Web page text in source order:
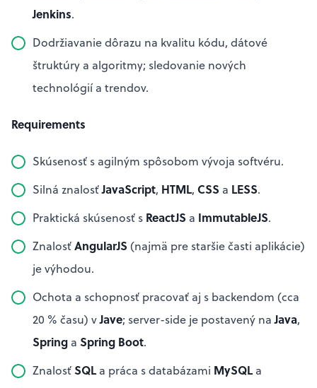
Jenkins.
Dodržiavanie dôrazu na kvalitu kódu, dátové
štruktúry a algoritmy; sledovanie nových
technológií a trendov.
Requirements
Skúsenosť s agilným spôsobom vývoja softvéru.
Silná znalosťJavaScript, HTML, CSS a LESS.
Praktická skúsenosť s ReactJS a ImmutableJS.
ZnalosťAngularJS (najmä pre staršie časti aplikácie)
je výhodou.
Ochota a schopnosť pracovať aj s backendom (cca
20 % času) vJave; server-side je postavený naJava,
Spring a Spring Boot.
ZnalosťSQLa práca s databázami MySQLa